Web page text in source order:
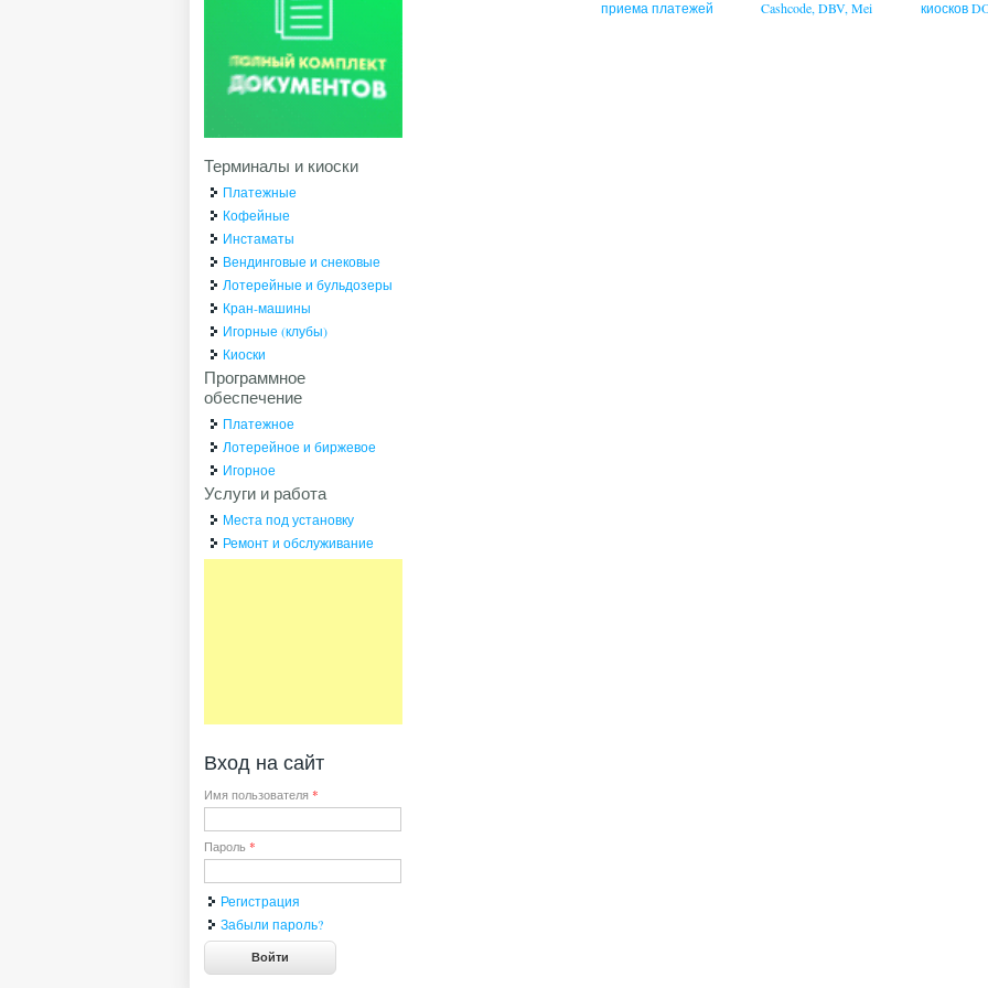
приема платежей
Cashcode, DBV, Mei
киосков
Терминалы и киоски
Платежные
Кофейные
Инстаматы
Вендинговые и снековые
Лотерейные и бульдозеры
Кран-машины
Игорные (клубы)
Киоски
Программное
обеспечение
Платежное
Лотерейное и биржевое
Игорное
Услуги и работа
Места под установку
Ремонт и обслуживание
Вход на сайт
Имя пользователя *
Пароль *
Регистрация
Забыли пароль?